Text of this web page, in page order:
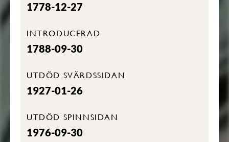
1778-12-27
INTRODUCERAD
1788-09-30
UTDÖD SVÄRDSSIDAN
1927-01-26
UTDÖD SPINNSIDAN
1976-09-30